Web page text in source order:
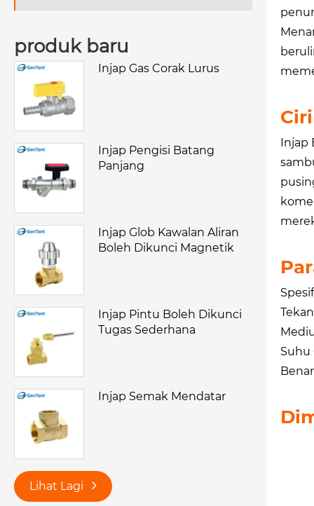
produk baru
Injap Gas Corak Lurus
Injap Pengisi Batang
Panjang
Injap Glob Kawalan Aliran
Boleh Dikunci Magnetik
Injap Pintu Boleh Dikunci
Tugas Sederhana
Injap Semak Mendatar
Lihat Lagi
Injap
Suhu